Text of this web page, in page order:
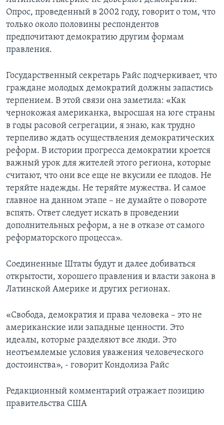
Опрос, проведенный в 2002 году, говорит о том, что
только около половины респондентов
предпочитают демократию другим формам
правления.
Государственный секретарь Райс подчеркивает, что
граждане молодых демократий должны запастись
терпением. В этой связи она заметила: «Как
чернокожая американка, выросшая на юге страны
в годы расовой сегрегации, я знаю, как трудно
терпеливо ждать осуществления демократических
реформ. В истории прогресса демократии кроется
важный урок для жителей этого региона, которые
считают, что они все еще не вкусили ее плодов. Не
теряйте надежды. Не теряйте мужества. И самое
главное на данном этапе – не думайте о повороте
вспять. Ответ следует искать в проведении
дополнительных реформ, а не в отказе от самого
реформаторского процесса».
Соединенные Штаты будут и далее добиваться
открытости, хорошего правления и власти закона в
Латинской Америке и других регионах.
«Свобода, демократия и права человека – это не
американские или западные ценности. Это
идеалы, которые разделяют все люди. Это
неотъемлемые условия уважения человеческого
достоинства», - говорит Кондолиза Райс
Редакционный комментарий отражает позицию
правительства США